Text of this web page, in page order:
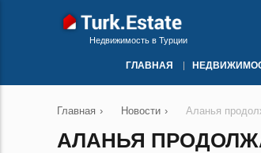
Недвижимость в Турции
ГЛАВНАЯ
Главная › Новости › Аланья
АЛАНЬЯ